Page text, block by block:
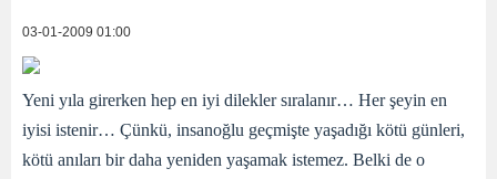
03-01-2009 01:00
Yeni yıla girerken hep en iyi dilekler sıralanır… Her şeyin en
iyisi istenir… Çünkü, insanoğlu geçmişte yaşadığı kötü günleri,
kötü anıları bir daha yeniden yaşamak istemez. Belki de o